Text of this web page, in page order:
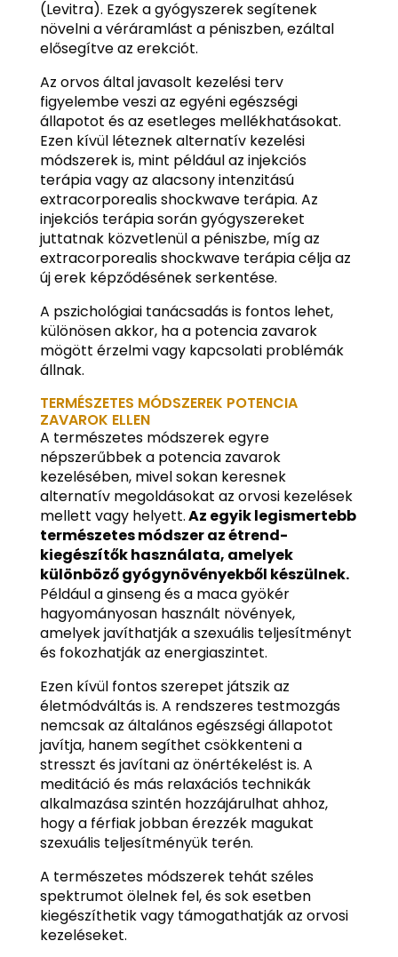
(Levitra). Ezek a gyógyszerek segítenek
növelni a véráramlást a péniszben, ezáltal
elősegítve az erekciót.
Az orvos által javasolt kezelési terv
figyelembe veszi az egyéni egészségi
állapotot és az esetleges mellékhatásokat.
Ezen kívül léteznek alternatív kezelési
módszerek is, mint például az injekciós
terápia vagy az alacsony intenzitású
extracorporealis shockwave terápia. Az
injekciós terápia során gyógyszereket
juttatnak közvetlenül a péniszbe, míg az
extracorporealis shockwave terápia célja az
új erek képződésének serkentése.
A pszichológiai tanácsadás is fontos lehet,
különösen akkor, ha a potencia zavarok
mögött érzelmi vagy kapcsolati problémák
állnak.
TERMÉSZETES MÓDSZEREK POTENCIA
ZAVAROK ELLEN
A természetes módszerek egyre
népszerűbbek a potencia zavarok
kezelésében, mivel sokan keresnek
alternatív megoldásokat az orvosi kezelések
mellett vagy helyett.Az egyik legismertebb
természetes módszer az étrend-
kiegészítők használata, amelyek
különböző gyógynövényekből készülnek.
Például a ginseng és a maca gyökér
hagyományosan használt növények,
amelyek javíthatják a szexuális teljesítményt
és fokozhatják az energiaszintet.
Ezen kívül fontos szerepet játszik az
életmódváltás is. A rendszeres testmozgás
nemcsak az általános egészségi állapotot
javítja, hanem segíthet csökkenteni a
stresszt és javítani az önértékelést is. A
meditáció és más relaxációs technikák
alkalmazása szintén hozzájárulhat ahhoz,
hogy a férfiak jobban érezzék magukat
szexuális teljesítményük terén.
A természetes módszerek tehát széles
spektrumot ölelnek fel, és sok esetben
kiegészíthetik vagy támogathatják az orvosi
kezeléseket.